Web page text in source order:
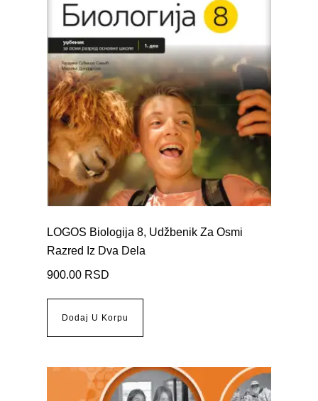
LOGOS Biologija 8, Udžbenik Za Osmi
Razred Iz Dva Dela
900.00 RSD
Dodaj U Korpu